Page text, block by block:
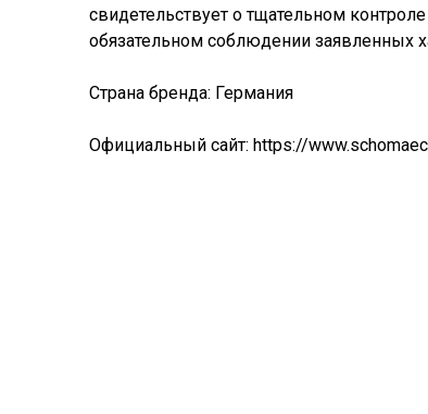
свидетельствует о тщательном
обязательном соблюдении заявленных
Страна бренда: Германия
Официальный сайт:https://